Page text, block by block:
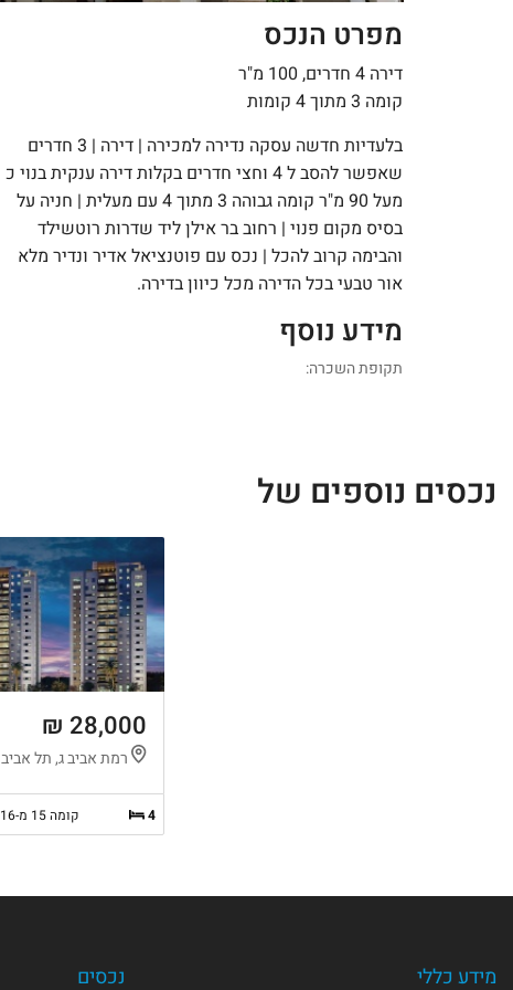
מפרט הנכס
דירה 4 חדרים, 100 מ"ר
קומה 3 מתוך 4 קומות
בלעדיות חדשה עסקה נדירה למכירה | דירה | 3 חדרים
שאפשר להסב ל 4 וחצי חדרים בקלות דירה ענקית בנוי כ
מעל 90 מ"ר קומה גבוהה 3 מתוך 4 עם מעלית | חניה על
בסיס מקום פנוי | רחוב בר אילן ליד שדרות רוטשילד
והבימה קרוב להכל | נכס עם פוטנציאל אדיר ונדיר מלא
אור טבעי בכל הדירה מכל כיוון בדירה.
מידע נוסף
תקופת השכרה:
נכסים נוספים של
28,000 ₪
רמת אביב ג, תל אביב
4 קומה 15 מ-16
מידע כללי נכסים